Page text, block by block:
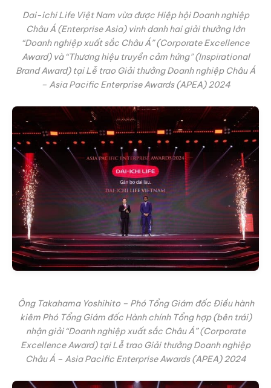
Dai-ichi Life Việt Nam vừa được Hiệp hội Doanh nghiệp
Châu Á (Enterprise Asia) vinh danh hai giải thưởng lớn
“Doanh nghiệp xuất sắc Châu Á” (Corporate Excellence
Award) và “Thương hiệu truyền cảm hứng” (Inspirational
Brand Award) tại Lễ trao Giải thưởng Doanh nghiệp Châu Á
– Asia Pacific Enterprise Awards (APEA) 2024
Ông Takahama Yoshihito – Phó Tổng Giám đốc Điều hành
kiêm Phó Tổng Giám đốc Hành chính Tổng hợp (bên trái)
nhận giải “Doanh nghiệp xuất sắc Châu Á” (Corporate
Excellence Award) tại Lễ trao Giải thưởng Doanh nghiệp
Châu Á – Asia Pacific Enterprise Awards (APEA) 2024